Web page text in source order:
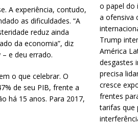
A experiência, contudo,
as dificuldades. “A
reduz ainda
da economia”, diz
e deu errado.
o que celebrar. O
de seu PIB, frente a
há 15 anos. Para 2017,
o papel do
a ofensiva
Trump
América
desgastes
precisa
cresce
frentes
tarifas que